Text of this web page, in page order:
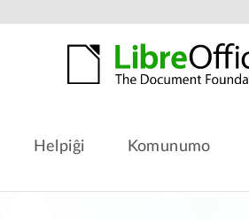
Helpiĝi Komunumo